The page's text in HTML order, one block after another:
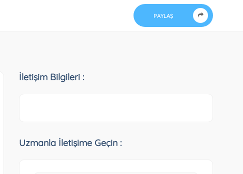
PAYLAŞ
İletişim Bilgileri :
Uzmanla İletişime Geçin :